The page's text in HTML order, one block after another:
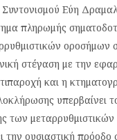
Εύη
πληρωμής
οροσήμων
στέγαση με την
και η
υπερβαίνει
των
την ουσιαστική πρόοδο